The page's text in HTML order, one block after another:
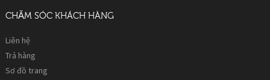
CHĂM SÓC KHÁCH HÀNG
Liên hệ
Trả hàng
Sơ đồ trang